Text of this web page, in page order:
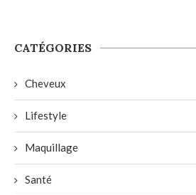
CATÉGORIES
Cheveux
Lifestyle
Maquillage
Santé